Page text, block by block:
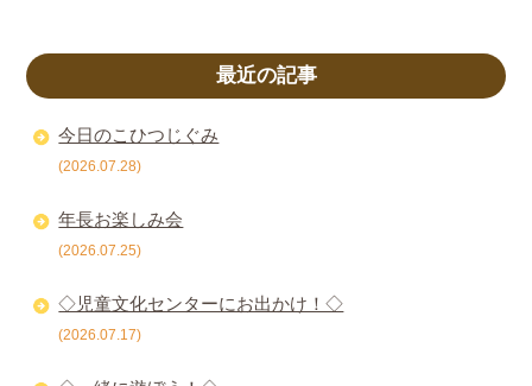
最近の記事
今日のこひつじぐみ
(2026.07.28)
年長お楽しみ会
(2026.07.25)
◇児童文化センターにお出かけ！◇
(2026.07.17)